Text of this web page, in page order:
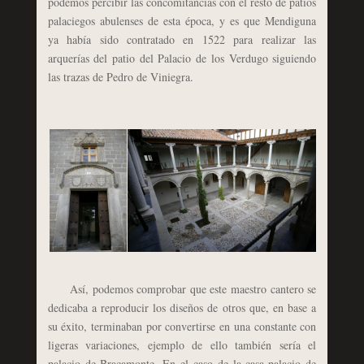
palaciegos abulenses de esta época, y es que Mendiguna
ya había sido contratado en 1522 para realizar las
arquerías del patio del Palacio de los Verdugo siguiendo
las trazas de Pedro de Viniegra.
Así, podemos comprobar que este maestro cantero se
dedicaba a reproducir los diseños de otros que, en base a
su éxito, terminaban por convertirse en una constante con
ligeras variaciones, ejemplo de ello también sería el